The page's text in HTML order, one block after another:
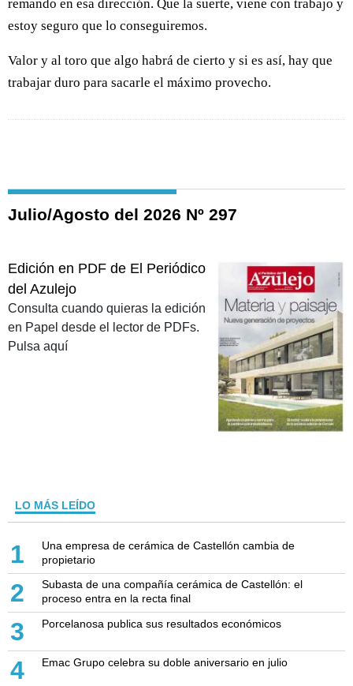
remando en esa dirección. Que la suerte, viene con trabajo y
estoy seguro que lo conseguiremos.
Valor y al toro que algo habrá de cierto y si es así, hay que
trabajar duro para sacarle el máximo provecho.
Julio/Agosto del 2026 Nº 297
Edición en PDF de El Periódico
del Azulejo
Consulta cuando quieras la edición
en Papel desde el lector de PDFs.
Pulsa aquí
LO MÁS LEÍDO
1
Una empresa de cerámica de Castellón cambia de
propietario
2
Subasta de una compañía cerámica de Castellón: el
proceso entra en la recta final
3 Porcelanosa publica sus resultados económicos
4 Emac Grupo celebra su doble aniversario en julio